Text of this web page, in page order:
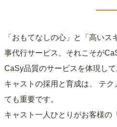
「おもてなしの心」と「高い
事代行サービス、それこそが
CaSy品質のサービスを体現し
キャストの採用と育成は、
ても重要です。
キャスト一人ひとりがお客様の